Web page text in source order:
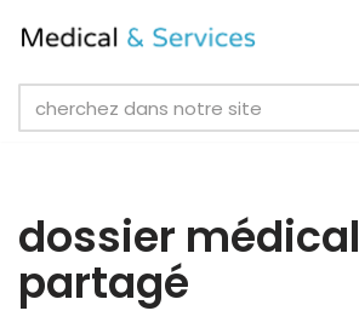
to
content
dossier médical
partagé